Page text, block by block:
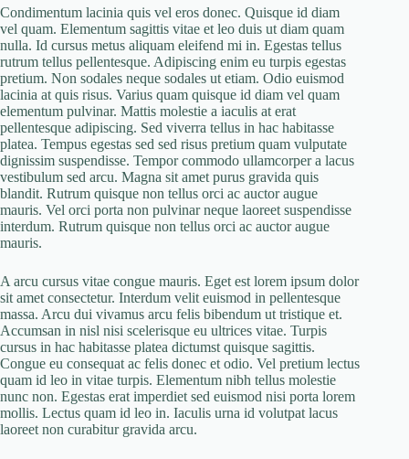
Condimentum lacinia quis vel eros donec. Quisque id diam
vel quam. Elementum sagittis vitae et leo duis ut diam quam
nulla. Id cursus metus aliquam eleifend mi in. Egestas tellus
rutrum tellus pellentesque. Adipiscing enim eu turpis egestas
pretium. Non sodales neque sodales ut etiam. Odio euismod
lacinia at quis risus. Varius quam quisque id diam vel quam
elementum pulvinar. Mattis molestie a iaculis at erat
pellentesque adipiscing. Sed viverra tellus in hac habitasse
platea. Tempus egestas sed sed risus pretium quam vulputate
dignissim suspendisse. Tempor commodo ullamcorper a lacus
vestibulum sed arcu. Magna sit amet purus gravida quis
blandit. Rutrum quisque non tellus orci ac auctor augue
mauris. Vel orci porta non pulvinar neque laoreet suspendisse
interdum. Rutrum quisque non tellus orci ac auctor augue
mauris.
A arcu cursus vitae congue mauris. Eget est lorem ipsum dolor
sit amet consectetur. Interdum velit euismod in pellentesque
massa. Arcu dui vivamus arcu felis bibendum ut tristique et.
Accumsan in nisl nisi scelerisque eu ultrices vitae. Turpis
cursus in hac habitasse platea dictumst quisque sagittis.
Congue eu consequat ac felis donec et odio. Vel pretium lectus
quam id leo in vitae turpis. Elementum nibh tellus molestie
nunc non. Egestas erat imperdiet sed euismod nisi porta lorem
mollis. Lectus quam id leo in. Iaculis urna id volutpat lacus
laoreet non curabitur gravida arcu.